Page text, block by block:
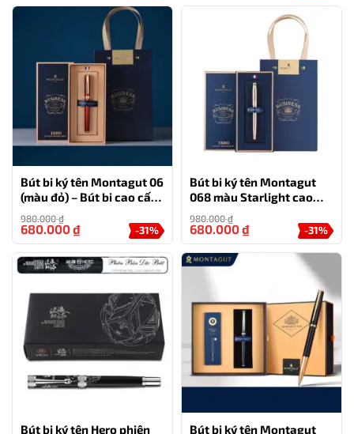
Bút bi ký tên Montagut 06
(màu đỏ) – Bút bi cao cấp
làm quà tặng sếp
980.000₫
-31%
680.000₫
Bút bi ký tên Montagut
068 màu Starlight cao
cấp kèm hộp đựng và túi
980.000₫
-31%
680.000₫
Bút bi ký tên Hero phiên Bút bi ký tên Montagut